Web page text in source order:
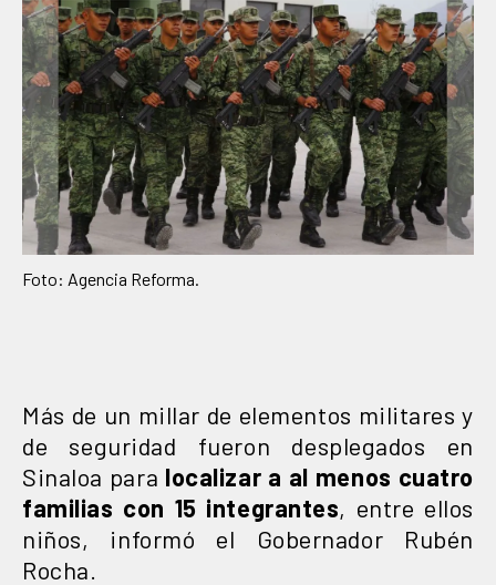
Foto: Agencia Reforma.
Más de un millar de elementos militares y
de seguridad fueron desplegados en
Sinaloa para localizar a al menos cuatro
familias con 15 integrantes, entre ellos
niños, informó el Gobernador Rubén
Rocha.